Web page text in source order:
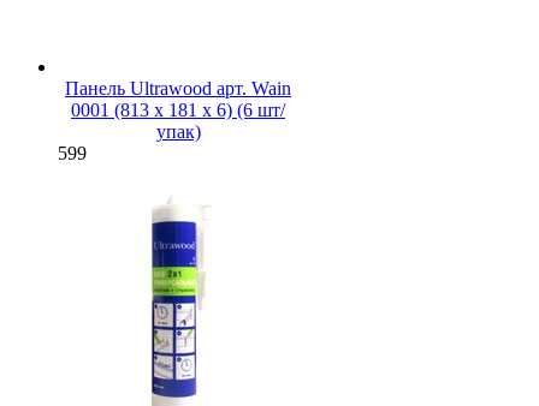
Панель Ultrawood арт. Wain
0001 (813 х 181 х 6) (6 шт/
упак)
599